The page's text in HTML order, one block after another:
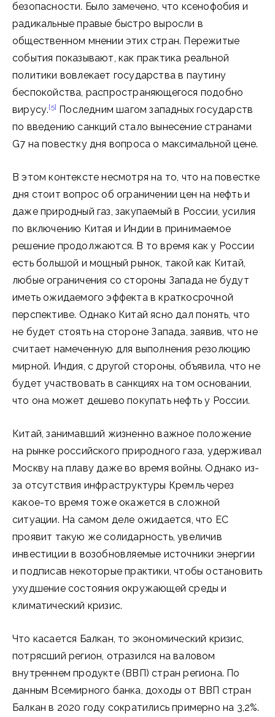
безопасности. Было замечено, что ксенофобия и
радикальные правые быстро выросли в
общественном мнении этих стран. Пережитые
события показывают, как практика реальной
политики вовлекает государства в паутину
беспокойства, распространяющегося подобно
вирусу.[5] Последним шагом западных государств
по введению санкций стало вынесение странами
G7 на повестку дня вопроса о максимальной цене.
В этом контексте несмотря на то, что на повестке
дня стоит вопрос об ограничении цен на нефть и
даже природный газ, закупаемый в России, усилия
по включению Китая и Индии в принимаемое
решение продолжаются. В то время как у России
есть большой и мощный рынок, такой как Китай,
любые ограничения со стороны Запада не будут
иметь ожидаемого эффекта в краткосрочной
перспективе. Однако Китай ясно дал понять, что
не будет стоять на стороне Запада, заявив, что не
считает намеченную для выполнения резолюцию
мирной. Индия, с другой стороны, объявила, что не
будет участвовать в санкциях на том основании,
что она может дешево покупать нефть у России.
Китай, занимавший жизненно важное положение
на рынке российского природного газа, удерживал
Москву на плаву даже во время войны. Однако из-
за отсутствия инфраструктуры Кремль через
какое-то время тоже окажется в сложной
ситуации. На самом деле ожидается, что ЕС
проявит такую же солидарность, увеличив
инвестиции в возобновляемые источники энергии
и подписав некоторые практики, чтобы остановить
ухудшение состояния окружающей среды и
климатический кризис.
Что касается Балкан, то экономический кризис,
потрясший регион, отразился на валовом
внутреннем продукте (ВВП) стран региона. По
данным Всемирного банка, доходы от ВВП стран
Балкан в 2020 году сократились примерно на 3,2%.